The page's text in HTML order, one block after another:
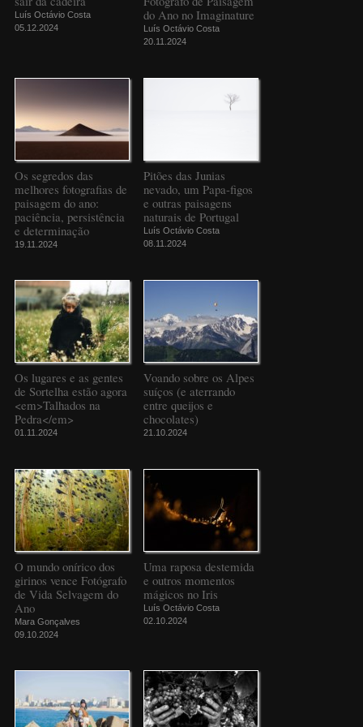
Luís Octávio Costa
05.12.2024
do Ano no Imaginature
Luís Octávio Costa
20.11.2024
Os segredos das
melhores fotografias de
paisagem do ano:
paciência, persistência
e determinação
19.11.2024
Pitões das Junias
nevado, um Papa-figos
e outras paisagens
naturais de Portugal
Luís Octávio Costa
08.11.2024
Os lugares e as gentes
de Sortelha estão agora
<em>Talhados na
Pedra</em>
01.11.2024
Voando sobre os Alpes
suíços (e aterrando
entre queijos e
chocolates)
21.10.2024
O mundo onírico dos
girinos vence Fotógrafo
de Vida Selvagem do
Ano
Mara Gonçalves
09.10.2024
Uma raposa destemida
e outros momentos
mágicos no Iris
Luís Octávio Costa
02.10.2024